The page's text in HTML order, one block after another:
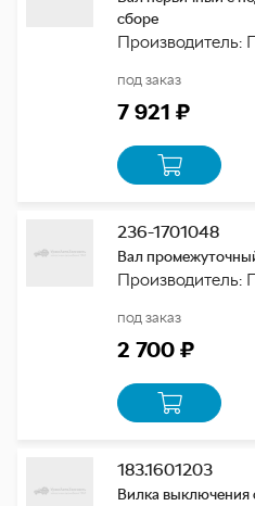
сборе
Производитель:
под заказ
7 921 ₽
236-1701048
Вал
Производитель:
под заказ
2 700 ₽
183.1601203
Вилка выключения